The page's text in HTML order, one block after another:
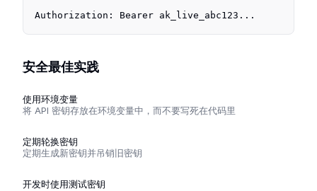
Authorization: Bearer ak_live_abc123...
安全最佳实践
使用环境变量
将 API 密钥存放在环境变量中，而不要写死在代码里
定期轮换密钥
定期生成新密钥并吊销旧密钥
开发时使用测试密钥